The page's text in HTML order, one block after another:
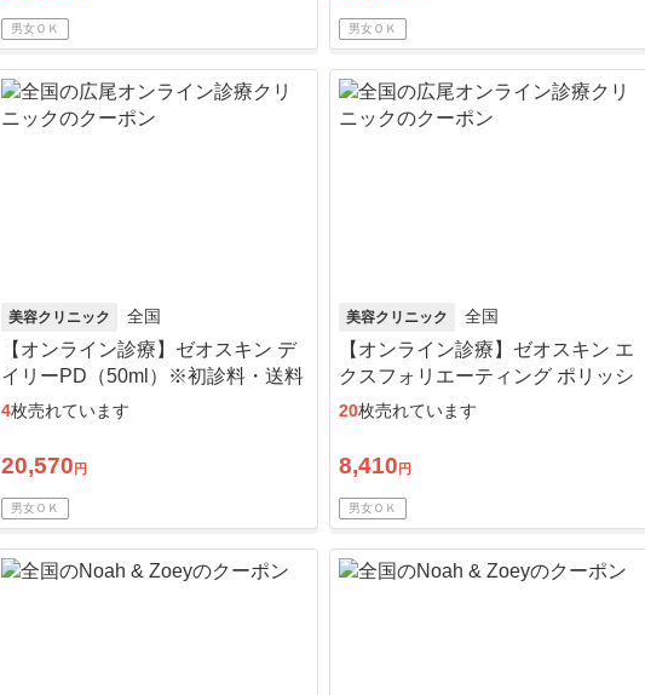
男女ＯＫ 男女ＯＫ
美容クリニック 全国
【オンライン診療】ゼオスキン デ
イリーPD（50ml）※初診料・送料
込
4枚売れています
20,570 円
男女ＯＫ
美容クリニック 全国
【オンライン診療】ゼオスキン エ
クスフォリエーティング ポリッシ
ュ（65g）※初診料・送料込
20枚売れています
8,410 円
男女ＯＫ